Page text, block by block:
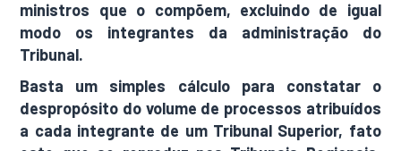
ministros que o compõem, excluindo de igual
modo os integrantes da administração do
Tribunal.
Basta um simples cálculo para constatar o
despropósito do volume de processos atribuídos
a cada integrante de um Tribunal Superior, fato